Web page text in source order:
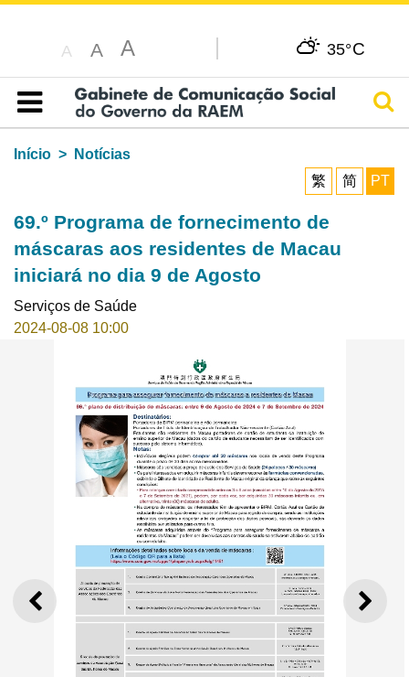
A A A 35°C
Índice
Início
Notícias
繁
简 PT
69.º Programa de fornecimento de
máscaras aos residentes de Macau
iniciará no dia 9 de Agosto
Serviços de Saúde
2024-08-08 10:00
ANTERIOR